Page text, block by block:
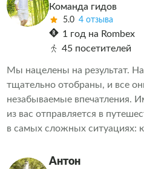
Команда гидов
5.0 4 отзыва
1 год на Rombex
45 посетителей
Мы нацелены на результат.
тщательно отобраны, и все
незабываемые впечатления.
из вас отправляется в
в самых сложных ситуациях:
впечатления от проведенных
Антон